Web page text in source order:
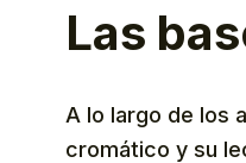
Las
A lo largo de los
cromático y su